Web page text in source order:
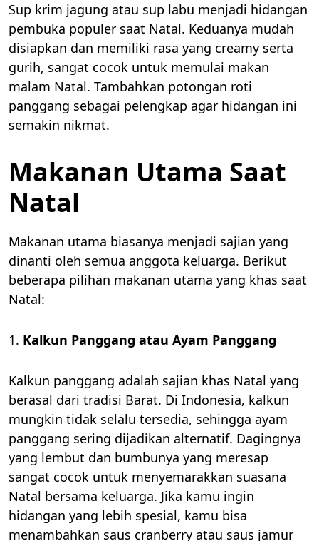
Sup krim jagung atau sup labu menjadi hidangan
pembuka populer saat Natal. Keduanya mudah
disiapkan dan memiliki rasa yang creamy serta
gurih, sangat cocok untuk memulai makan
malam Natal. Tambahkan potongan roti
panggang sebagai pelengkap agar hidangan ini
semakin nikmat.
Makanan Utama Saat
Natal
Makanan utama biasanya menjadi sajian yang
dinanti oleh semua anggota keluarga. Berikut
beberapa pilihan makanan utama yang khas saat
Natal:
1. Kalkun Panggang atau Ayam Panggang
Kalkun panggang adalah sajian khas Natal yang
berasal dari tradisi Barat. Di Indonesia, kalkun
mungkin tidak selalu tersedia, sehingga ayam
panggang sering dijadikan alternatif. Dagingnya
yang lembut dan bumbunya yang meresap
sangat cocok untuk menyemarakkan suasana
Natal bersama keluarga. Jika kamu ingin
hidangan yang lebih spesial, kamu bisa
menambahkan saus cranberry atau saus jamur